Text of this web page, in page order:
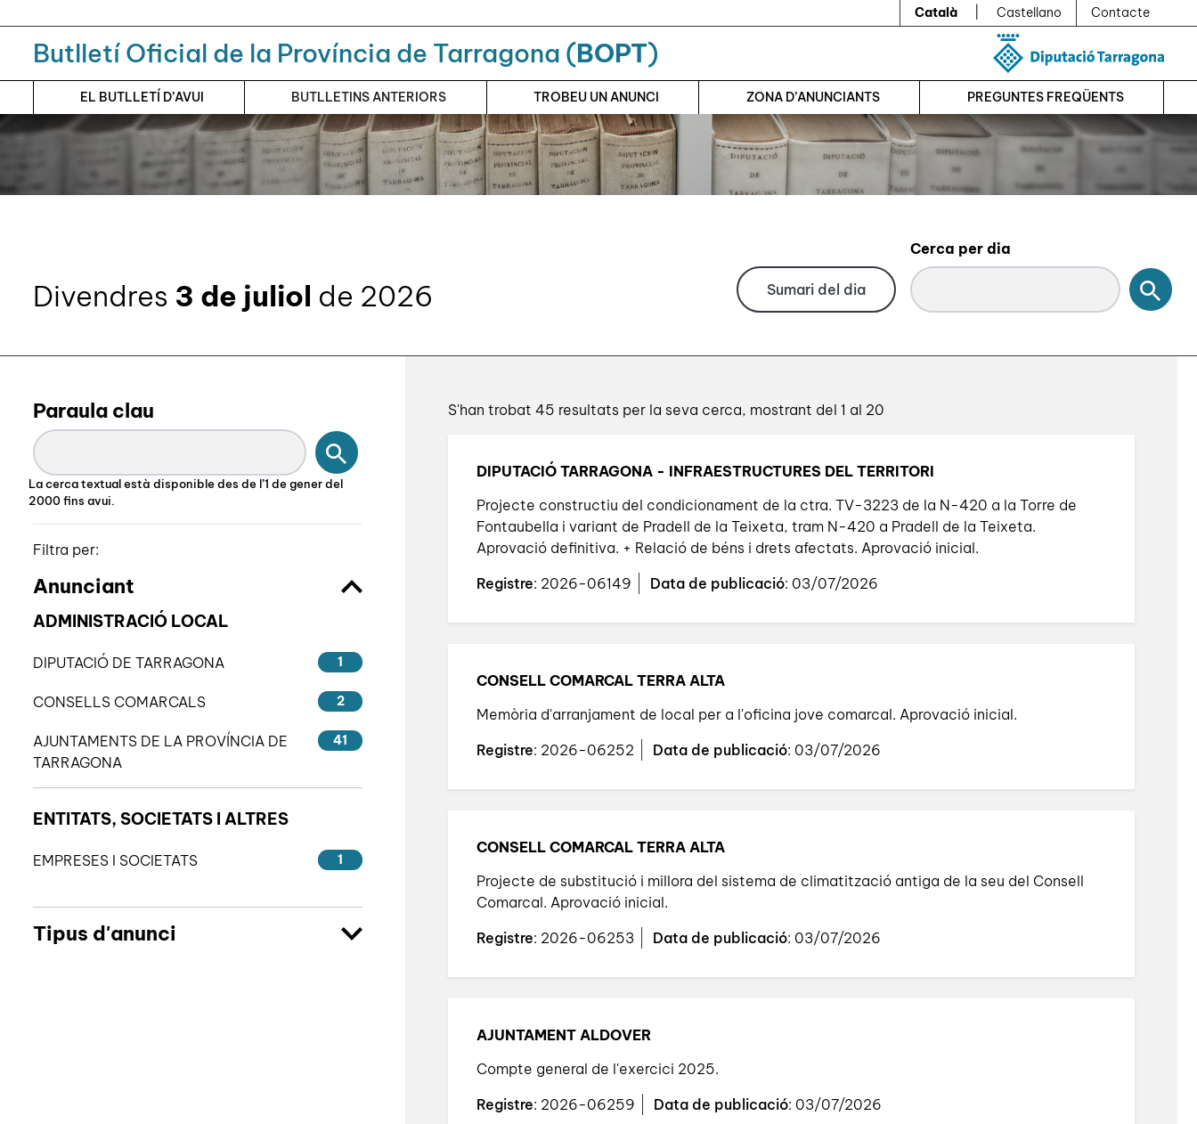
Català Castellano Contacte
Butlletí Oficial de la Província de Tarragona (BOPT)
EL BUTLLETÍ D’AVUI BUTLLETINS ANTERIORS TROBEU UN ANUNCI ZONA D’ANUNCIANTS PREGUNTES FREQÜENTS
Divendres 3 de juliol de 2026 Sumari del dia
Cerca per dia
Paraula clau
Cercar
La cerca textual està disponible des de l’1 de gener del
2000 fins avui.
Filtra per:
Anunciant
ADMINISTRACIÓ LOCAL
DIPUTACIÓ DE TARRAGONA 1
CONSELLS COMARCALS 2
AJUNTAMENTS DE LA PROVÍNCIA DE
TARRAGONA
41
ENTITATS, SOCIETATS I ALTRES
EMPRESES I SOCIETATS 1
Tipus d'anunci
S'han trobat 45 resultats per la seva cerca, mostrant del 1 al 20
DIPUTACIÓ TARRAGONA - INFRAESTRUCTURES DEL TERRITORI
Projecte constructiu del condicionament de la ctra. TV-3223 de la N-420 a la Torre de
Fontaubella i variant de Pradell de la Teixeta, tram N-420 a Pradell de la Teixeta.
Aprovació definitiva. + Relació de béns i drets afectats. Aprovació inicial.
Registre: 2026-06149 Data de publicació: 03/07/2026
CONSELL COMARCAL TERRA ALTA
Memòria d'arranjament de local per a l'oficina jove comarcal. Aprovació inicial.
Registre: 2026-06252 Data de publicació: 03/07/2026
CONSELL COMARCAL TERRA ALTA
Projecte de substitució i millora del sistema de climatització antiga de la seu del Consell
Comarcal. Aprovació inicial.
Registre: 2026-06253 Data de publicació: 03/07/2026
AJUNTAMENT ALDOVER
Compte general de l'exercici 2025.
Registre: 2026-06259 Data de publicació: 03/07/2026